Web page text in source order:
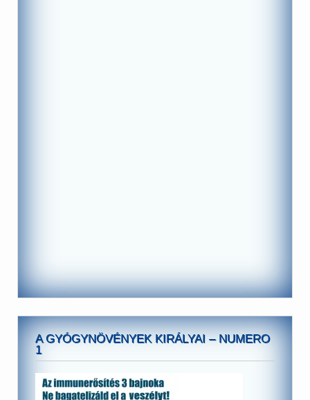
A GYÓGYNÖVÉNYEK KIRÁLYAI – NUMERO
1